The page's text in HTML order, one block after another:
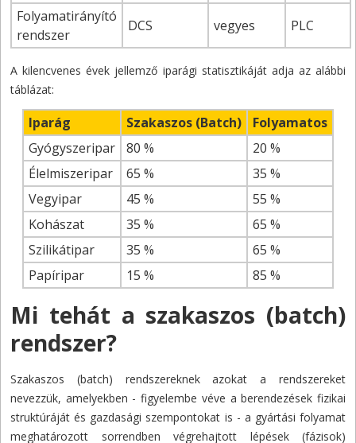
Folyamatirányító
rendszer
DCS vegyes PLC
A kilencvenes évek jellemző iparági statisztikáját adja az alábbi
táblázat:
Iparág Szakaszos (Batch)
Folyamatos
Gyógyszeripar
80 %
20 %
Élelmiszeripar
65 %
35 %
Vegyipar
45 %
55 %
Kohászat
35 %
65 %
Szilikátipar
35 %
65 %
Papíripar
15 % 85 %
Mi tehát a szakaszos (batch)
rendszer?
Szakaszos (batch) rendszereknek azokat a rendszereket
nevezzük, amelyekben - figyelembe véve a berendezések fizikai
struktúráját és gazdasági szempontokat is - a gyártási folyamat
meghatározott sorrendben végrehajtott lépések (fázisok)